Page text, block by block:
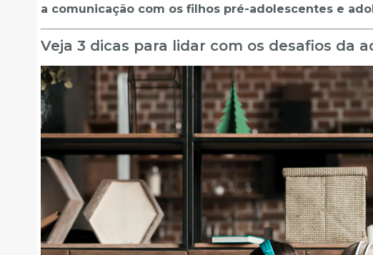
a comunicação com os filhos pré-adolescentes e
Veja 3 dicas para lidar com os desafios da